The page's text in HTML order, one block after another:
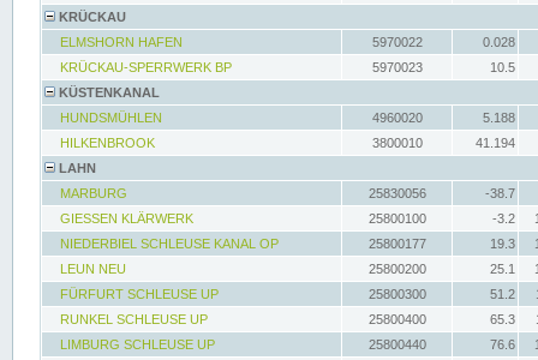
KRÜCKAU
ELMSHORN HAFEN
5970022
0.028
KRÜCKAU-SPERRWERK BP
5970023
10.5
KÜSTENKANAL
HUNDSMÜHLEN
4960020
5.188
HILKENBROOK
3800010
41.194
LAHN
MARBURG
25830056
-38.7
GIESSEN KLÄRWERK
25800100 -3.2
NIEDERBIEL SCHLEUSE KANAL OP
25800177 19.3
LEUN NEU
25800200 25.1
FÜRFURT SCHLEUSE UP
25800300 51.2
RUNKEL SCHLEUSE UP
25800400 65.3
LIMBURG SCHLEUSE UP
25800440 76.6